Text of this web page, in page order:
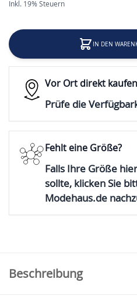
Inkl. 19% Steuern
IN DEN
Vor Ort direkt kaufen
Prüfe die
Fehlt eine Größe?
Falls Ihre Größe
sollte, klicken Sie
Modehaus.de
Beschreibung